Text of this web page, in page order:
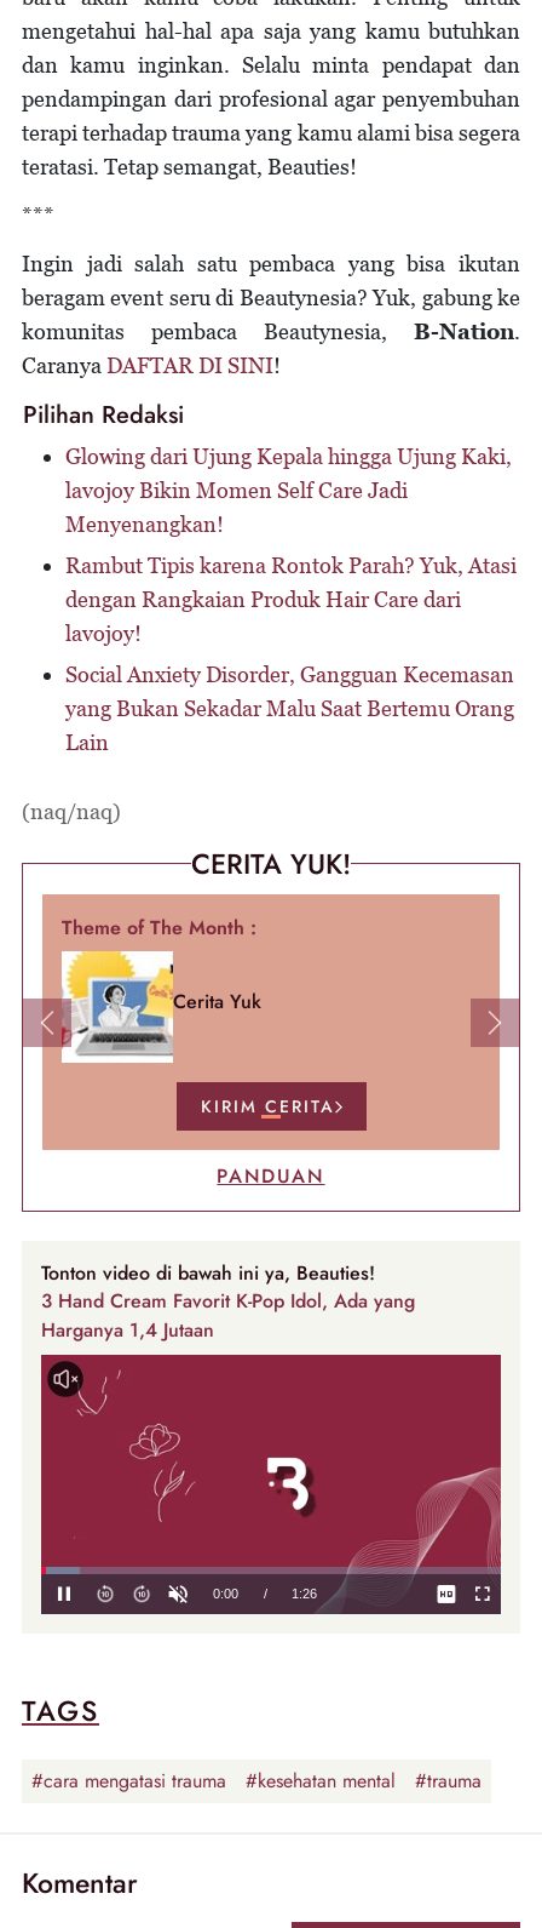
mengetahui hal-hal apa saja yang kamu butuhkan
dan kamu inginkan. Selalu minta pendapat dan
pendampingan dari profesional agar penyembuhan
terapi terhadap trauma yang kamu alami bisa segera
teratasi. Tetap semangat, Beauties!
***
Ingin jadi salah satu pembaca yang bisa ikutan
beragam event seru di Beautynesia? Yuk, gabung ke
komunitas pembaca Beautynesia, B-Nation.
Caranya DAFTAR DI SINI!
Pilihan Redaksi
Glowing dari Ujung Kepala hingga Ujung Kaki,
lavojoy Bikin Momen Self Care Jadi
Menyenangkan!
Rambut Tipis karena Rontok Parah? Yuk, Atasi
dengan Rangkaian Produk Hair Care dari
lavojoy!
Social Anxiety Disorder, Gangguan Kecemasan
yang Bukan Sekadar Malu Saat Bertemu Orang
Lain
(naq/naq)
CERITA YUK!
Theme of The Month :
Cerita Yuk
KIRIM CERITA
Previous Next
PANDUAN
Tonton video di bawah ini ya, Beauties!
3 Hand Cream Favorit K-Pop Idol, Ada yang
Harganya 1,4 Jutaan
TAGS
#cara mengatasi trauma #kesehatan mental #trauma
Komentar